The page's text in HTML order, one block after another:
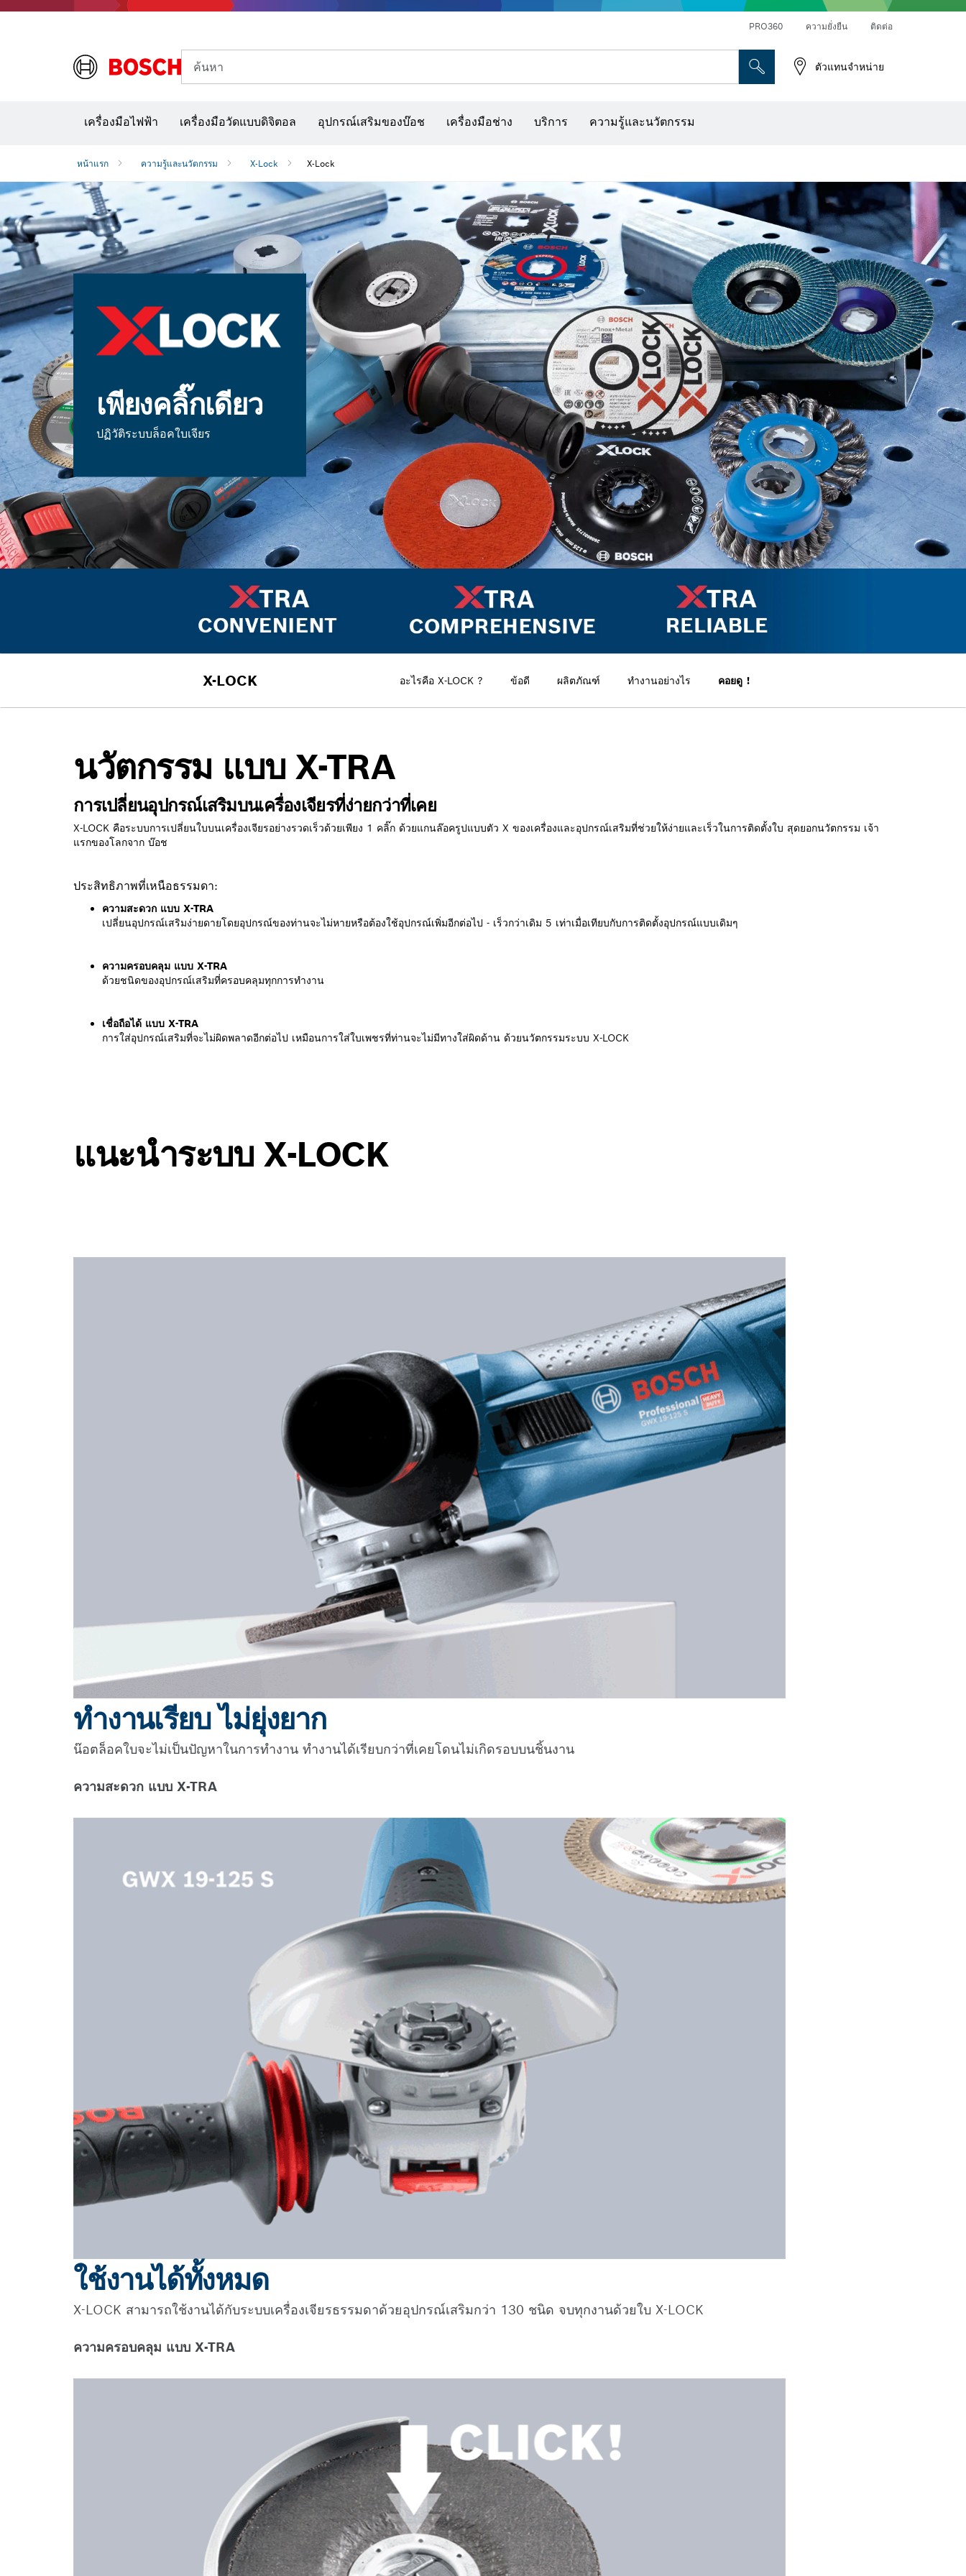
PRO360 ความยั่งยืน ติดต่อ
ค้นหา ตัวแทนจำหน่าย
เครื่องมือไฟฟ้า เครื่องมือวัดแบบดิจิตอล อุปกรณ์เสริมของบ๊อช เครื่องมือช่าง บริการ ความรู้และนวัตกรรม
หน้าแรก ความรู้และนวัตกรรม X-Lock X-Lock
เพียงคลิ๊กเดียว
ปฏิวัติระบบล็อคใบเจียร
X-LOCK อะไรคือ X-LOCK ? ข้อดี ผลิตภัณฑ์ ทำงานอย่างไร คอยดู !
นวัตกรรม แบบ X-TRA
การเปลี่ยนอุปกรณ์เสริมบนเครื่องเจียรที่ง่ายกว่าที่เคย
X-LOCK คือระบบการเปลี่ยนใบบนเครื่องเจียรอย่างรวดเร็วด้วยเพียง 1 คลิ๊ก ด้วยแกนล๊อครูปแบบตัว X ของเครื่องและอุปกรณ์เสริมที่ช่วยให้ง่ายและเร็วในการติดตั้งใบ สุดยอกนวัตกรรม เจ้า
แรกของโลกจาก บ๊อช
ประสิทธิภาพที่เหนือธรรมดา:
ความสะดวก แบบ X-TRA
เปลี่ยนอุปกรณ์เสริมง่ายดายโดยอุปกรณ์ของท่านจะไม่หายหรือต้องใช้อุปกรณ์เพิ่มอีกต่อไป - เร็วกว่าเดิม 5 เท่าเมื่อเทียบกับการติดตั้งอุปกรณ์แบบเดิมๆ
ความครอบคลุม แบบ X-TRA
ด้วยชนิดของอุปกรณ์เสริมที่ครอบคลุมทุกการทำงาน
เชื่อถือได้ แบบ X-TRA
การใส่อุปกรณ์เสริมที่จะไม่ผิดพลาดอีกต่อไป เหมือนการใส่ใบเพชรที่ท่านจะไม่มีทางใส่ผิดด้าน ด้วยนวัตกรรมระบบ X-LOCK
แนะนำระบบ X-LOCK
ทำงานเรียบ ไม่ยุ่งยาก
น๊อตล็อคใบจะไม่เป็นปัญหาในการทำงาน ทำงานได้เรียบกว่าที่เคยโดนไม่เกิดรอบบนชิ้นงาน
ความสะดวก แบบ X-TRA
ใช้งานได้ทั้งหมด
X-LOCK สามารถใช้งานได้กับระบบเครื่องเจียรธรรมดาด้วยอุปกรณ์เสริมกว่า 130 ชนิด จบทุกงานด้วยใบ X-LOCK
ความครอบคลุม แบบ X-TRA